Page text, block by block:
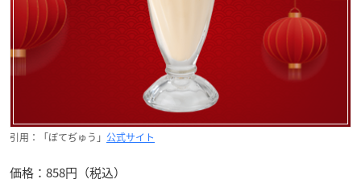
引用：「ぼてぢゅう」 公式サイト
価格：858円（税込）